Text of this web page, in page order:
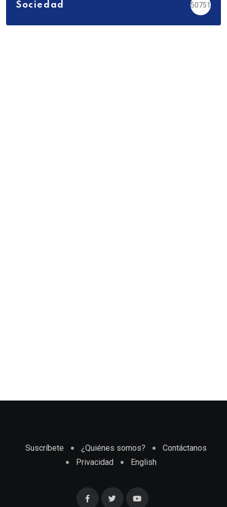
Sociedad 50751
Suscríbete ¿Quiénes somos?
Contáctanos
Privacidad
English